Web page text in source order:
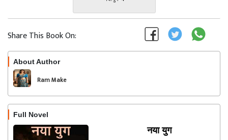
Share This Book On:
About Author
Ram Make
Full Novel
नया युग